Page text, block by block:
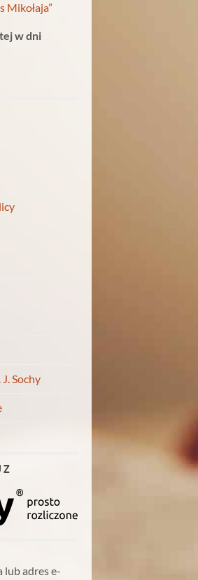
Mikołaja”
w dni
Sochy
Z
lub adres e-